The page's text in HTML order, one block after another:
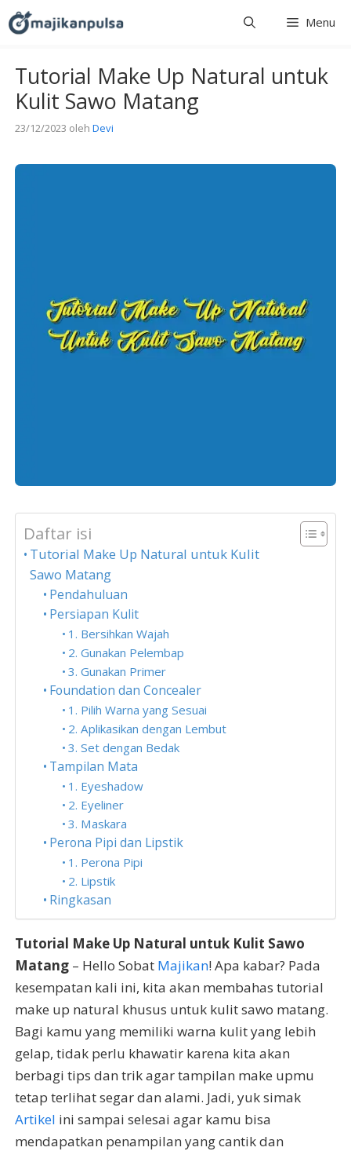
Langsung
ke
Menu
Tutorial Make Up Natural untuk
Kulit Sawo Matang
23/12/2023 oleh Devi
Daftar isi
Tutorial Make Up Natural untuk Kulit
Sawo Matang
Pendahuluan
Persiapan Kulit
1. Bersihkan Wajah
2. Gunakan Pelembap
3. Gunakan Primer
Foundation dan Concealer
1. Pilih Warna yang Sesuai
2. Aplikasikan dengan Lembut
3. Set dengan Bedak
Tampilan Mata
1. Eyeshadow
2. Eyeliner
3. Maskara
Perona Pipi dan Lipstik
1. Perona Pipi
2. Lipstik
Ringkasan
Tutorial Make Up Natural untuk Kulit Sawo
Matang – Hello Sobat Majikan! Apa kabar? Pada
kesempatan kali ini, kita akan membahas tutorial
make up natural khusus untuk kulit sawo matang.
Bagi kamu yang memiliki warna kulit yang lebih
gelap, tidak perlu khawatir karena kita akan
berbagi tips dan trik agar tampilan make upmu
tetap terlihat segar dan alami. Jadi, yuk simak
Artikel ini sampai selesai agar kamu bisa
mendapatkan penampilan yang cantik dan